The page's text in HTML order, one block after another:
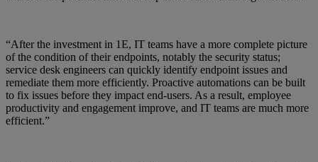
“After the investment in 1E, IT teams have a more complete picture
of the condition of their endpoints, notably the security status;
service desk engineers can quickly identify endpoint issues and
remediate them more efficiently. Proactive automations can be built
to fix issues before they impact end-users. As a result, employee
productivity and engagement improve, and IT teams are much more
efficient.”